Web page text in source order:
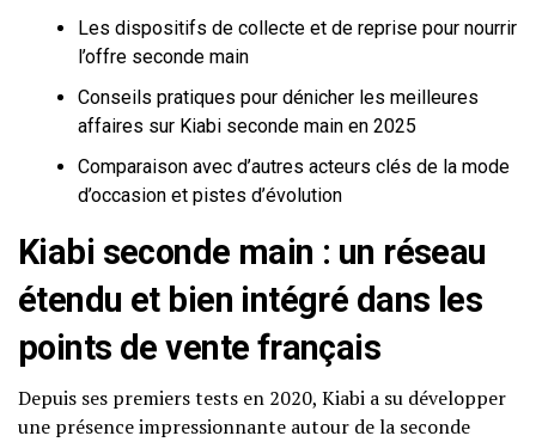
Les dispositifs de collecte et de reprise pour nourrir
l’offre seconde main
Conseils pratiques pour dénicher les meilleures
affaires sur Kiabi seconde main en 2025
Comparaison avec d’autres acteurs clés de la mode
d’occasion et pistes d’évolution
Kiabi seconde main : un réseau
étendu et bien intégré dans les
points de vente français
Depuis ses premiers tests en 2020, Kiabi a su développer
une présence impressionnante autour de la seconde